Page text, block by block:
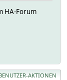
HA-Forum
AKTIONEN